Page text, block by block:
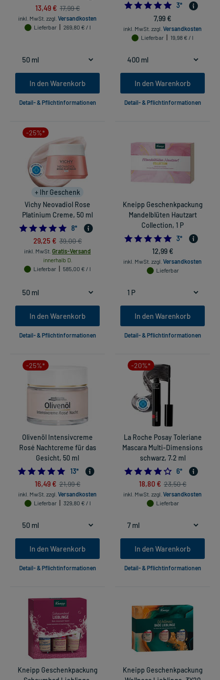
13,49 € 17,99 €
inkl. MwSt. zzgl. Versandkosten
Lieferbar
269,80 € / l
In den Warenkorb
Detail- & Pflichtinformationen
5.0
3*
7,99 €
inkl. MwSt. zzgl. Versandkosten
Lieferbar
19,98 € / l
In den Warenkorb
Detail- & Pflichtinformationen
-25%*
+ Ihr Geschenk
Vichy Neovadiol Rose
Platinium Creme, 50 ml
4.75
8*
29,25 € 39,00 €
inkl. MwSt. Gratis-Versand
innerhalb D.
Lieferbar
585,00 € / l
In den Warenkorb
Detail- & Pflichtinformationen
Kneipp Geschenkpackung
Mandelblüten Hautzart
Collection, 1 P
5.0
3*
12,99 €
inkl. MwSt. zzgl. Versandkosten
Lieferbar
In den Warenkorb
Detail- & Pflichtinformationen
-25%*
Olivenöl Intensivcreme
Rosé Nachtcreme für das
Gesicht, 50 ml
5.0
13*
16,49 € 21,99 €
inkl. MwSt. zzgl. Versandkosten
Lieferbar
329,80 € / l
In den Warenkorb
Detail- & Pflichtinformationen
-20%*
La Roche Posay Toleriane
Mascara Multi-Dimensions
schwarz, 7.2 ml
4.0
6*
18,80 € 23,50 €
inkl. MwSt. zzgl. Versandkosten
Lieferbar
In den Warenkorb
Detail- & Pflichtinformationen
Kneipp Geschenkpackung
Kneipp Geschenkpackung